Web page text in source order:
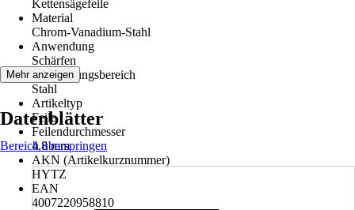
Kettensägefeile
Material
Chrom-Vanadium-Stahl
Anwendung
Schärfen
Anwendungsbereich
Stahl
Artikeltyp
Feile
Feilendurchmesser
4,8 mm
AKN (Artikelkurznummer)
HYTZ
EAN
4007220958810
Mehr anzeigen
Datenblätter
Bereich überspringen